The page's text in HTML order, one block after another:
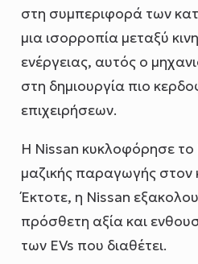
στη συμπεριφορά των
μια ισορροπία μεταξύ
ενέργειας, αυτός ο
στη δημιουργία πιο
επιχειρήσεων.
Η Nissan κυκλοφόρησε
μαζικής παραγωγής στον
Έκτοτε, η Nissan
πρόσθετη αξία και
των EVs που διαθέτει.